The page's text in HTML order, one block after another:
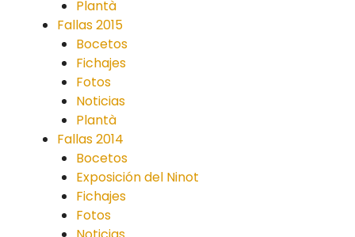
Plantà
Fallas 2015
Bocetos
Fichajes
Fotos
Noticias
Plantà
Fallas 2014
Bocetos
Exposición del Ninot
Fichajes
Fotos